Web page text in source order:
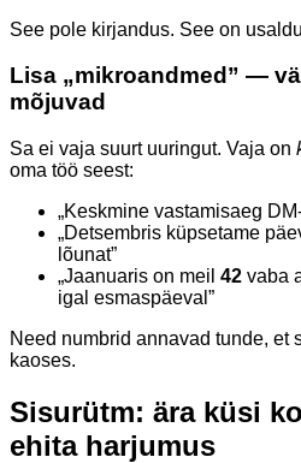
See pole kirjandus. See on
Lisa „mikroandmed” —
mõjuvad
Sa ei vaja suurt uuringut. Vaja on
oma töö seest:
„Keskmine vastamisaeg
„Detsembris küpsetame
lõunat”
„Jaanuaris on meil 42 vaba
igal esmaspäeval”
Need numbrid annavad tunde, et
kaoses.
Sisurütm: ära küsi
ehita harjumus